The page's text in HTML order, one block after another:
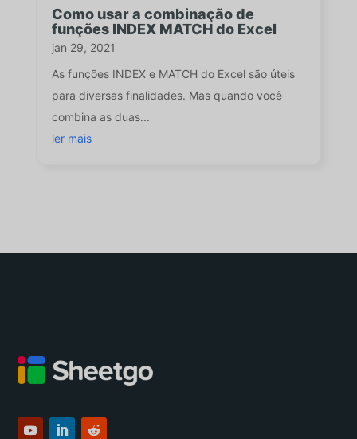
Como usar a combinação de
funções INDEX MATCH do Excel
jan 29, 2021
As funções INDEX e MATCH do Excel são úteis
para diversas finalidades. Mas quando você
combina as duas...
ler mais